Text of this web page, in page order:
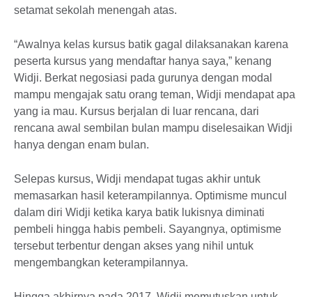
setamat sekolah menengah atas.
“Awalnya kelas kursus batik gagal dilaksanakan karena
peserta kursus yang mendaftar hanya saya,” kenang
Widji. Berkat negosiasi pada gurunya dengan modal
mampu mengajak satu orang teman, Widji mendapat apa
yang ia mau. Kursus berjalan di luar rencana, dari
rencana awal sembilan bulan mampu diselesaikan Widji
hanya dengan enam bulan.
Selepas kursus, Widji mendapat tugas akhir untuk
memasarkan hasil keterampilannya. Optimisme muncul
dalam diri Widji ketika karya batik lukisnya diminati
pembeli hingga habis pembeli. Sayangnya, optimisme
tersebut terbentur dengan akses yang nihil untuk
mengembangkan keterampilannya.